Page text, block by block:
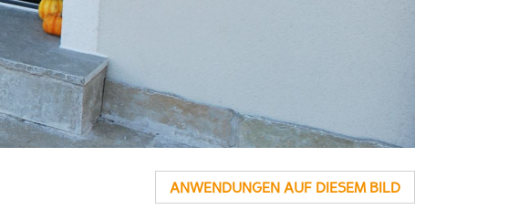
ANWENDUNGEN AUF DIESEM BILD